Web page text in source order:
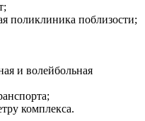
поликлиника поблизости;
и волейбольная
комплекса.